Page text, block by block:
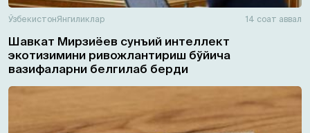
ЎзбекистонЯнгиликлар 14 соат аввал
Шавкат Мирзиёев сунъий интеллект
экотизимини ривожлантириш бўйича
вазифаларни белгилаб берди